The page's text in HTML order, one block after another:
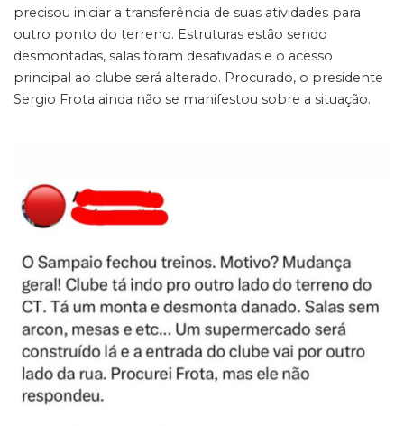
precisou iniciar a transferência de suas atividades para
outro ponto do terreno. Estruturas estão sendo
desmontadas, salas foram desativadas e o acesso
principal ao clube será alterado. Procurado, o presidente
Sergio Frota ainda não se manifestou sobre a situação.